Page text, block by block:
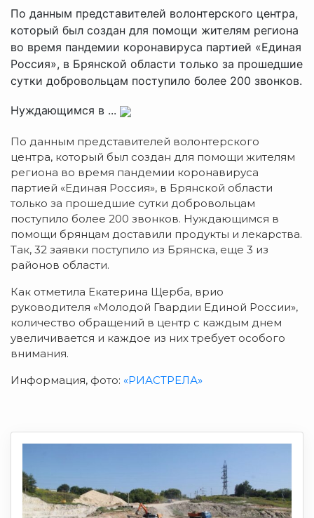
По данным представителей волонтерского центра,
который был создан для помощи жителям региона
во время пандемии коронавируса партией «Единая
Россия», в Брянской области только за прошедшие
сутки добровольцам поступило более 200 звонков.
Нуждающимся в ...
По данным представителей волонтерского
центра, который был создан для помощи жителям
региона во время пандемии коронавируса
партией «Единая Россия», в Брянской области
только за прошедшие сутки добровольцам
поступило более 200 звонков. Нуждающимся в
помощи брянцам доставили продукты и лекарства.
Так, 32 заявки поступило из Брянска, еще 3 из
районов области.
Как отметила Екатерина Щерба, врио
руководителя «Молодой Гвардии Единой России»,
количество обращений в центр с каждым днем
увеличивается и каждое из них требует особого
внимания.
Информация, фото: «РИАСТРЕЛА»